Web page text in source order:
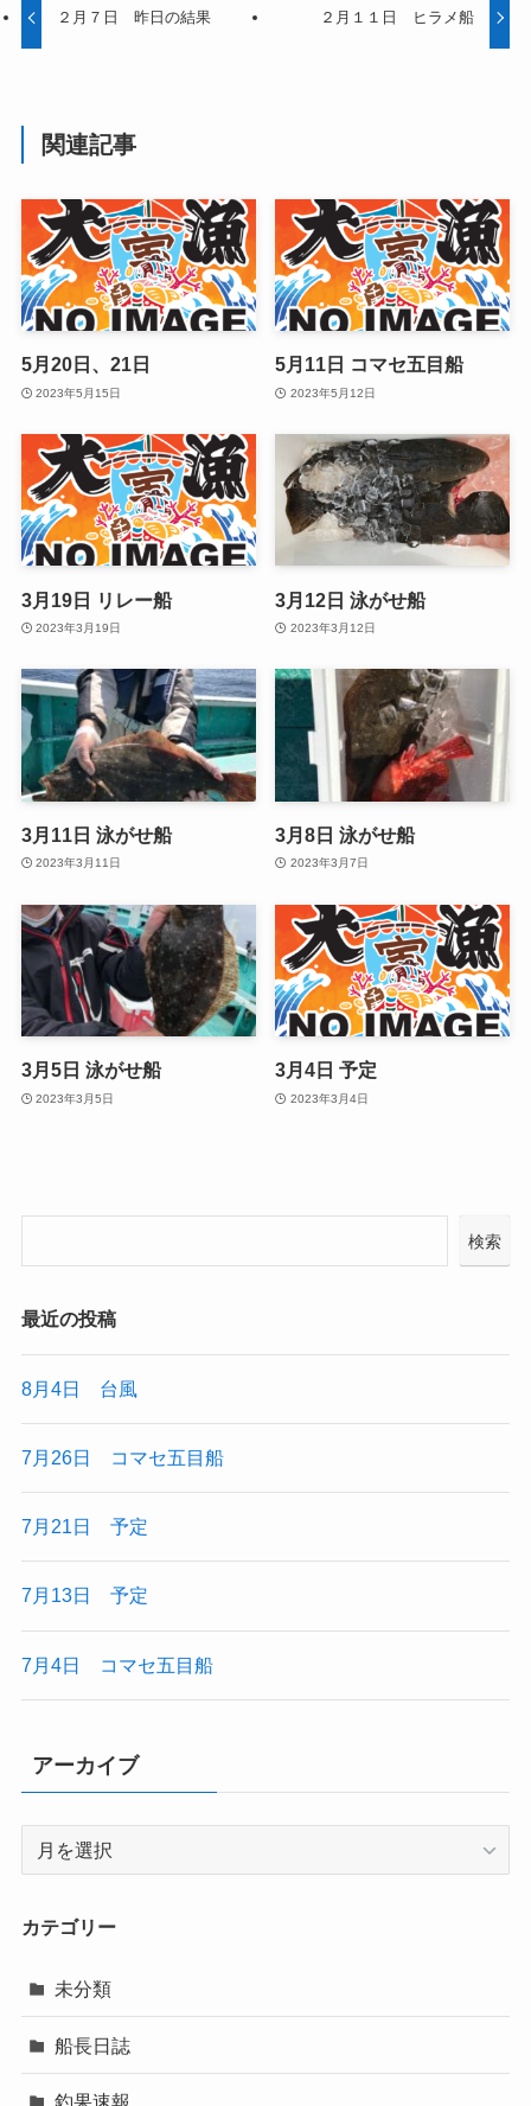
２月７日 昨日の結果 ２月１１日 ヒラメ船
関連記事
5月20日、21日
2023年5月15日
5月11日 コマセ五目船
2023年5月12日
3月19日 リレー船
2023年3月19日
3月12日 泳がせ船
2023年3月12日
3月11日 泳がせ船
2023年3月11日
3月8日 泳がせ船
2023年3月7日
3月5日 泳がせ船
2023年3月5日
3月4日 予定
2023年3月4日
検索
最近の投稿
8月4日 台風
7月26日 コマセ五目船
7月21日 予定
7月13日 予定
7月4日 コマセ五目船
アーカイブ
イ
カテゴリー
未分類
船長日誌
釣果速報